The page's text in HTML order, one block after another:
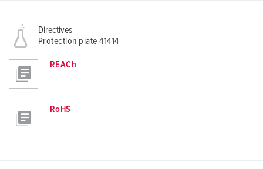
Directives
Protection plate 41414
REACh
RoHS